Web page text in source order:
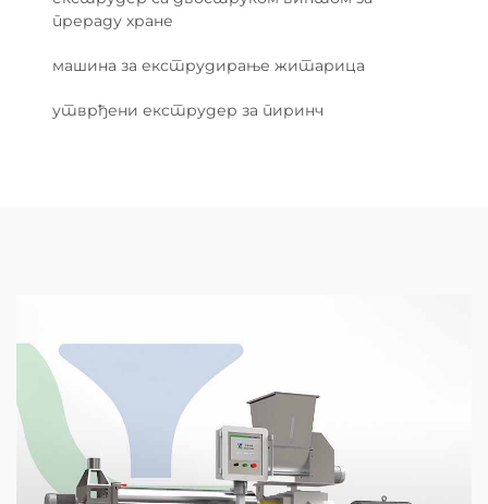
прераду хране
машина за екструдирање житарица
утврђени екструдер за пиринч